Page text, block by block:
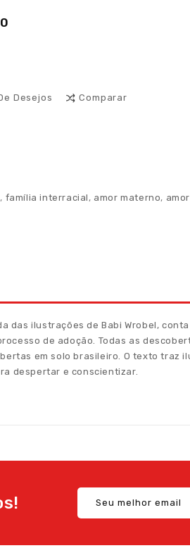
Desejos Comparar
, família interracial , amor materno,
das ilustrações de Babi Wrobel,
de adoção. Todas as
em solo brasileiro. O texto traz
despertar e conscientizar.